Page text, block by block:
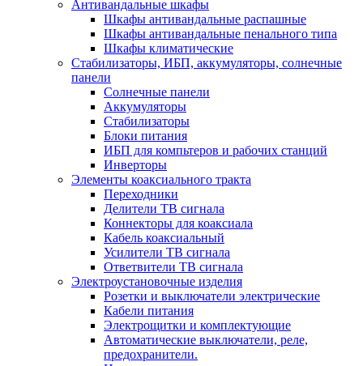
Антивандальные шкафы
Шкафы антивандальные распашные
Шкафы антивандальные пенального типа
Шкафы климатические
Стабилизаторы, ИБП, аккумуляторы, солнечные
панели
Солнечные панели
Аккумуляторы
Стабилизаторы
Блоки питания
ИБП для компьтеров и рабочих станций
Инверторы
Элементы коаксиального тракта
Переходники
Делители ТВ сигнала
Коннекторы для коаксиала
Кабель коаксиальный
Усилители ТВ сигнала
Ответвители ТВ сигнала
Электроустановочные изделия
Розетки и выключатели электрические
Кабели питания
Электрощитки и комплектующие
Автоматические выключатели, реле,
предохранители.